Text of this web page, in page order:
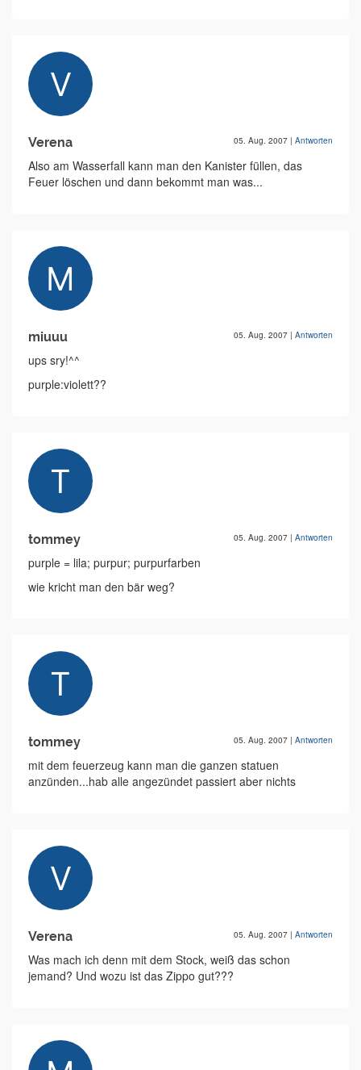
Verena 05. Aug. 2007 | Antworten
Also am Wasserfall kann man den Kanister füllen, das
Feuer löschen und dann bekommt man was...
miuuu 05. Aug. 2007 | Antworten
ups sry!^^
purple:violett??
tommey 05. Aug. 2007 | Antworten
purple = lila; purpur; purpurfarben
wie kricht man den bär weg?
tommey 05. Aug. 2007 | Antworten
mit dem feuerzeug kann man die ganzen statuen
anzünden...hab alle angezündet passiert aber nichts
Verena 05. Aug. 2007 | Antworten
Was mach ich denn mit dem Stock, weiß das schon
jemand? Und wozu ist das Zippo gut???